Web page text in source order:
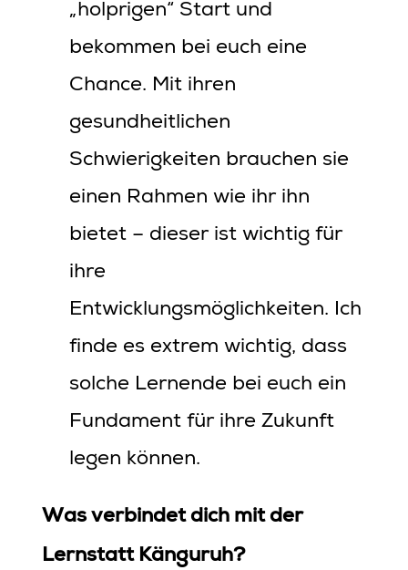
„holprigen“ Start und
bekommen bei euch eine
Chance. Mit ihren
gesundheitlichen
Schwierigkeiten brauchen sie
einen Rahmen wie ihr ihn
bietet – dieser ist wichtig für
ihre
Entwicklungsmöglichkeiten. Ich
finde es extrem wichtig, dass
solche Lernende bei euch ein
Fundament für ihre Zukunft
legen können.
Was verbindet dich mit der
Lernstatt Känguruh?